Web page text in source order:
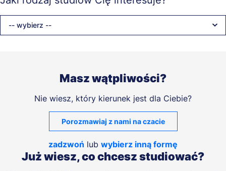
-- wybierz --
Masz wątpliwości?
Nie wiesz, który kierunek jest dla Ciebie?
Porozmawiaj z nami na czacie
zadzwoń lub wybierz inną formę
Już wiesz, co chcesz studiować?